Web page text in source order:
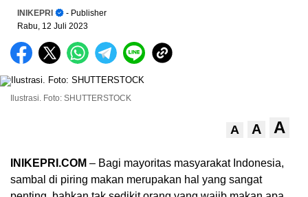
INIKEPRI
- Publisher
Rabu, 12 Juli 2023
Ilustrasi. Foto: SHUTTERSTOCK
A A A
INIKEPRI.COM – Bagi mayoritas masyarakat Indonesia,
sambal di piring makan merupakan hal yang sangat